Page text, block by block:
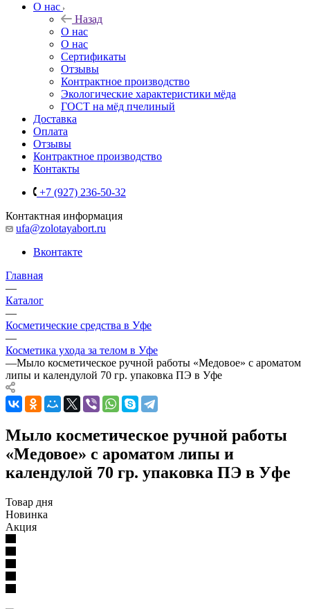
О нас
Назад
О нас
О нас
Сертификаты
Отзывы
Контрактное производство
Экологические характеристики мёда
ГОСТ на мёд пчелиный
Доставка
Оплата
Отзывы
Контрактное производство
Контакты
+7 (927) 236-50-32
Контактная информация
ufa@zolotayabort.ru
Вконтакте
Главная
—
Каталог
—
Косметические средства в Уфе
—
Косметика ухода за телом в Уфе
—Мыло косметическое ручной работы «Медовое» с ароматом
липы и календулой 70 гр. упаковка ПЭ в Уфе
Мыло косметическое ручной работы
«Медовое» с ароматом липы и
календулой 70 гр. упаковка ПЭ в Уфе
Товар дня
Новинка
Акция